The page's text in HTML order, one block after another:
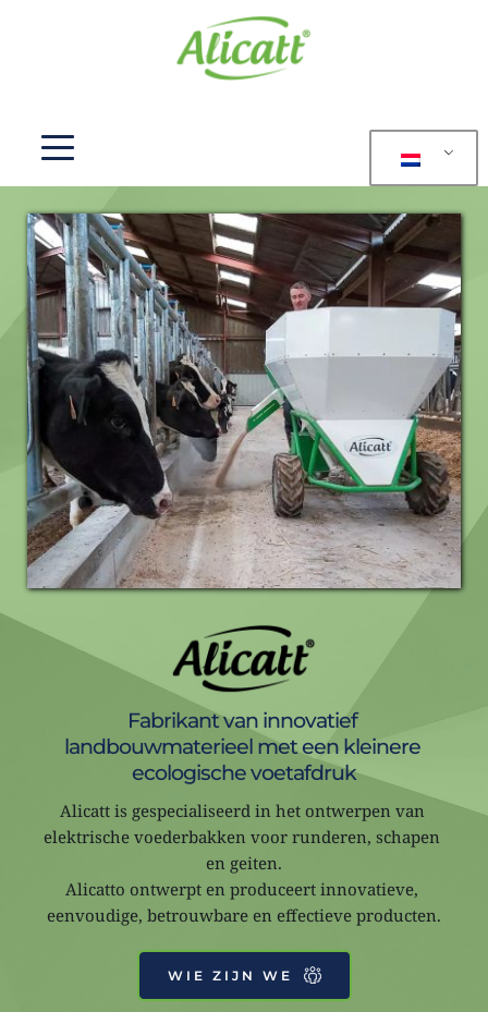
Fabrikant van innovatief
landbouwmaterieel met een kleinere
ecologische voetafdruk
Alicatt is gespecialiseerd in het ontwerpen van
elektrische voederbakken voor runderen, schapen
en geiten.
Alicatto ontwerpt en produceert innovatieve,
eenvoudige, betrouwbare en effectieve producten.
WIE ZIJN WE